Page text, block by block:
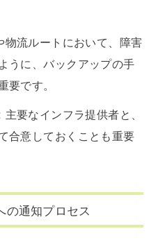
物流ルートにおいて、障害
うに、バックアップの手
です。
主要なインフラ提供者と、
合意しておくことも重要
通知プロセス